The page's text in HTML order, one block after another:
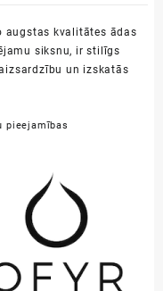
augstas kvalitātes ādas
siksnu, ir stilīgs
un izskatās
pieejamības